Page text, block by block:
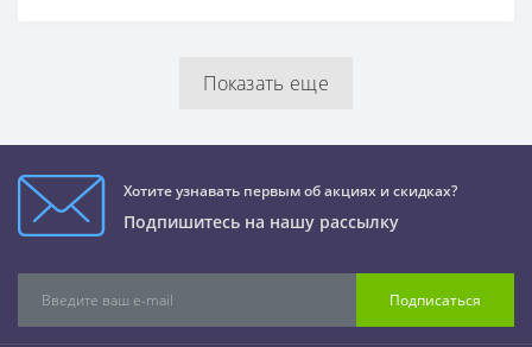
Показать еще
Хотите узнавать первым об акциях и скидках?
Подпишитесь на нашу рассылку
Подписаться